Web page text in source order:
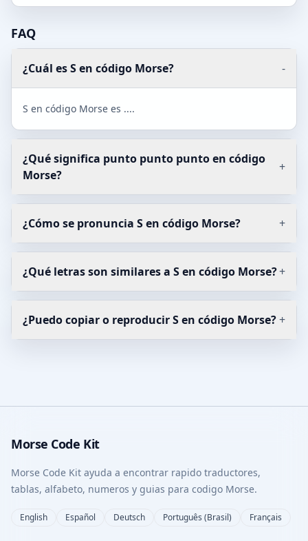
FAQ
¿Cuál es S en código Morse? -
S en código Morse es ....
¿Qué significa punto punto punto en código
Morse?
+
¿Cómo se pronuncia S en código Morse? +
¿Qué letras son similares a S en código Morse?+
¿Puedo copiar o reproducir S en código Morse?+
Morse Code Kit
Morse Code Kit ayuda a encontrar rapido traductores,
tablas, alfabeto, numeros y guias para codigo Morse.
English Español Deutsch Português (Brasil) Français